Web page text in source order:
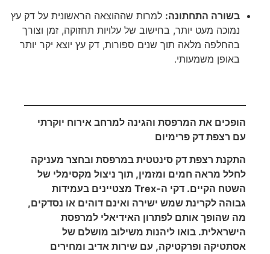
בשורה התחתונה: למרות שההוצאה הראשונית על דק עץ
נמוכה מעט יותר, בחישוב של עלויות תחזוקה, זמן וצורך
בהחלפה מלאה תוך שנים ספורות, דק עץ יוצא יקר יותר
באופן משמעותי.
הופכים את המרפסת והגינה למרחב אירוח יוקרתי
עם רצפת דק פרימיום
התקנת רצפת דק סינטטית במרפסת ובחצר מעניקה
לחלל מראה חמים ומזמין, תוך ניצול מקסימלי של
השטח הקיים. דקי ה-Trex מצטיינים בעמידות
גבוהה לקרינת שמש ישירה ואינם דוהים או נסדקים,
מה שהופך אותם לפתרון האידיאלי למרפסת
הישראלית. בואו ליהנות משילוב מושלם של
אסתטיקה ופרקטיקה, עם שירות אדיב ומחירים